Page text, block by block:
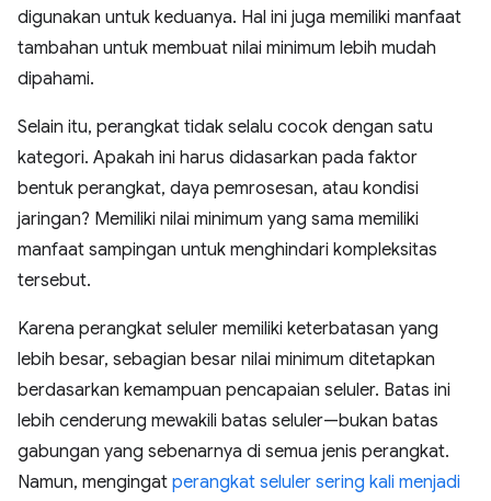
digunakan untuk keduanya. Hal ini juga memiliki manfaat
tambahan untuk membuat nilai minimum lebih mudah
dipahami.
Selain itu, perangkat tidak selalu cocok dengan satu
kategori. Apakah ini harus didasarkan pada faktor
bentuk perangkat, daya pemrosesan, atau kondisi
jaringan? Memiliki nilai minimum yang sama memiliki
manfaat sampingan untuk menghindari kompleksitas
tersebut.
Karena perangkat seluler memiliki keterbatasan yang
lebih besar, sebagian besar nilai minimum ditetapkan
berdasarkan kemampuan pencapaian seluler. Batas ini
lebih cenderung mewakili batas seluler—bukan batas
gabungan yang sebenarnya di semua jenis perangkat.
Namun, mengingat perangkat seluler sering kali menjadi